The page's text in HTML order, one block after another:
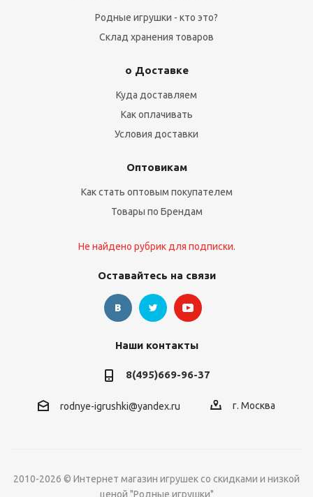
Родные игрушки - кто это?
Склад хранения товаров
о Доставке
Куда доставляем
Как оплачивать
Условия доставки
Оптовикам
Как стать оптовым покупателем
Товары по Брендам
Не найдено рубрик для подписки.
Оставайтесь на связи
Наши контакты
8(495)669-96-37
rodnye-igrushki@yandex.ru г. Москва
2010-2026 © Интернет магазин игрушек со скидками и низкой
ценой "Родные игрушки"